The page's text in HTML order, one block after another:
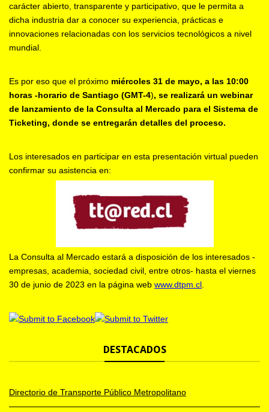
carácter abierto, transparente y participativo, que le permita a
dicha industria dar a conocer su experiencia, prácticas e
innovaciones relacionadas con los servicios tecnológicos a nivel
mundial.
Es por eso que el próximo miércoles 31 de mayo, a las 10:00
horas -horario de Santiago (GMT-4), se realizará un webinar
de lanzamiento de la Consulta al Mercado para el Sistema de
Ticketing, donde se entregarán detalles del proceso.
Los interesados en participar en esta presentación virtual pueden
confirmar su asistencia en:
La Consulta al Mercado estará a disposición de los interesados -
empresas, academia, sociedad civil, entre otros- hasta el viernes
30 de junio de 2023 en la página web www.dtpm.cl
DESTACADOS
Directorio de Transporte Público Metropolitano